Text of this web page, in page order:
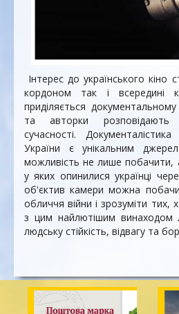
Інтерес до українського кіно
кордоном так і всередині
приділяється
та авторки розповідають
сучасності.
України є унікальним
можливість не лише побачити,
у яких опинилися українці
об'єктив камери можна
обличчя війни і зрозуміти тих,
з цим найлютішим винаходом
людську стійкість, відвагу та